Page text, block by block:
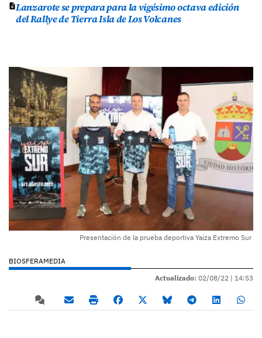
Lanzarote se prepara para la vigésimo octava edición
del Rallye de Tierra Isla de Los Volcanes
Presentación de la prueba deportiva Yaiza Extremo Sur
BIOSFERAMEDIA
Actualizado: 02/08/22 | 14:53